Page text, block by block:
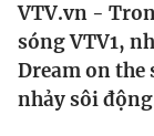
Thế giới
Tin tức
Thế giới đó đây
Kinh tế
VTV.vn -
sóng VTV1,
Dream on the
nhảy sôi